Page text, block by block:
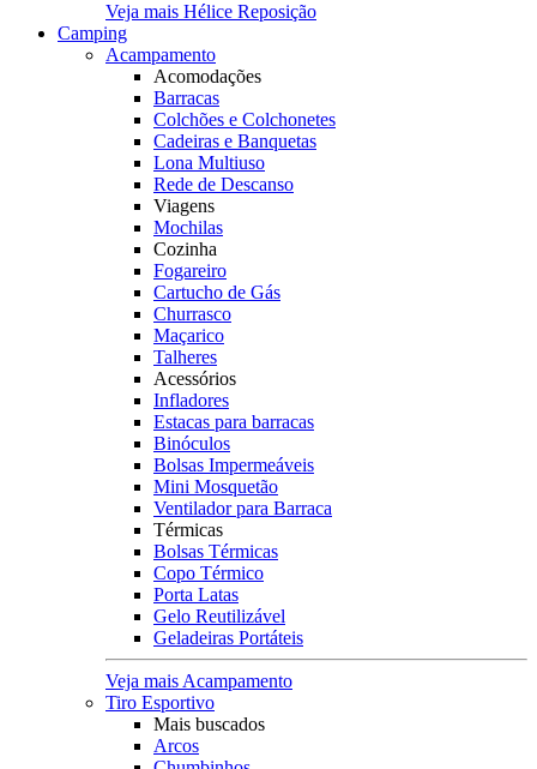
Veja mais Hélice Reposição
Camping
Acampamento
Acomodações
Barracas
Colchões e Colchonetes
Cadeiras e Banquetas
Lona Multiuso
Rede de Descanso
Viagens
Mochilas
Cozinha
Fogareiro
Cartucho de Gás
Churrasco
Maçarico
Talheres
Acessórios
Infladores
Estacas para barracas
Binóculos
Bolsas Impermeáveis
Mini Mosquetão
Ventilador para Barraca
Térmicas
Bolsas Térmicas
Copo Térmico
Porta Latas
Gelo Reutilizável
Geladeiras Portáteis
Veja mais Acampamento
Tiro Esportivo
Mais buscados
Arcos